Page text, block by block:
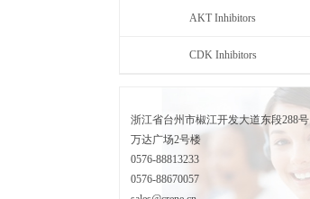
AKT Inhibitors
CDK Inhibitors
浙江省台州市椒江开发大道东段288号
万达广场2号楼
0576-88813233
0576-88670057